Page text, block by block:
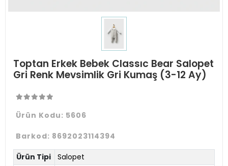
Toptan Erkek Bebek Classıc Bear Salopet
Gri Renk Mevsimlik Gri Kumaş (3-12 Ay)
Ürün Kodu: 5606
Barkod: 8692023114394
Ürün Tipi
Salopet